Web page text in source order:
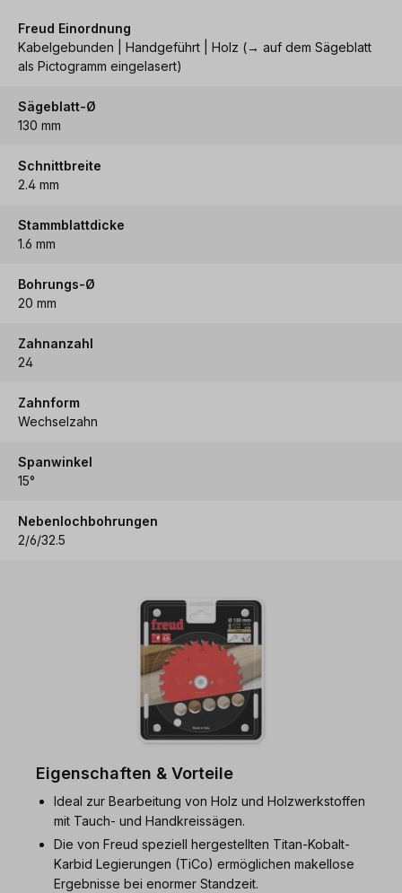
Freud Einordnung
Kabelgebunden | Handgeführt | Holz (→ auf dem Sägeblatt
als Pictogramm eingelasert)
Sägeblatt-Ø
130 mm
Schnittbreite
2.4 mm
Stammblattdicke
1.6 mm
Bohrungs-Ø
20 mm
Zahnanzahl
24
Zahnform
Wechselzahn
Spanwinkel
15°
Nebenlochbohrungen
2/6/32.5
Eigenschaften & Vorteile
Ideal zur Bearbeitung von Holz und Holzwerkstoffen
mit Tauch- und Handkreissägen.
Die von Freud speziell hergestellten Titan-Kobalt-
Karbid Legierungen (TiCo) ermöglichen makellose
Ergebnisse bei enormer Standzeit.